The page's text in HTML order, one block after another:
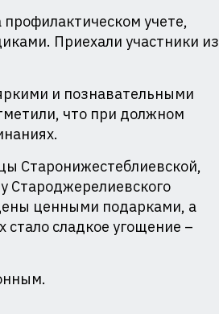
учете,
Приехали участники из
и познавательными
что при должном
Старонижестеблиевской,
Староджерелиевского
ценными подарками, а
сладкое угощение –